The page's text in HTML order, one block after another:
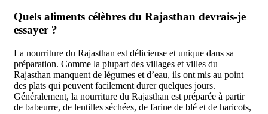
Quels aliments célèbres du Rajasthan devrais-je
essayer ?
La nourriture du Rajasthan est délicieuse et unique dans sa
préparation. Comme la plupart des villages et villes du
Rajasthan manquent de légumes et d’eau, ils ont mis au point
des plats qui peuvent facilement durer quelques jours.
Généralement, la nourriture du Rajasthan est préparée à partir
de babeurre, de lentilles séchées, de farine de blé et de haricots,